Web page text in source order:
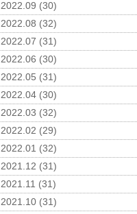
2022.09 (30)
2022.08 (32)
2022.07 (31)
2022.06 (30)
2022.05 (31)
2022.04 (30)
2022.03 (32)
2022.02 (29)
2022.01 (32)
2021.12 (31)
2021.11 (31)
2021.10 (31)